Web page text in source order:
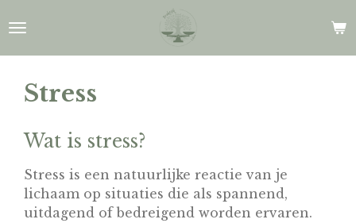
direct
naar
hoofdinhoud
Stress
Wat is stress?
Stress is een natuurlijke reactie van je
lichaam op situaties die als spannend,
uitdagend of bedreigend worden ervaren.